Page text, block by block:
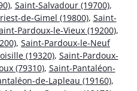
, Saint-Salvadour (19700),
de-Gimel (19800), Saint-
Pardoux-le-Vieux (19200),
, Saint-Pardoux-le-Neuf
(19320), Saint-Pardoux-
(79310), Saint-Pantaléon-
de-Lapleau (19160),